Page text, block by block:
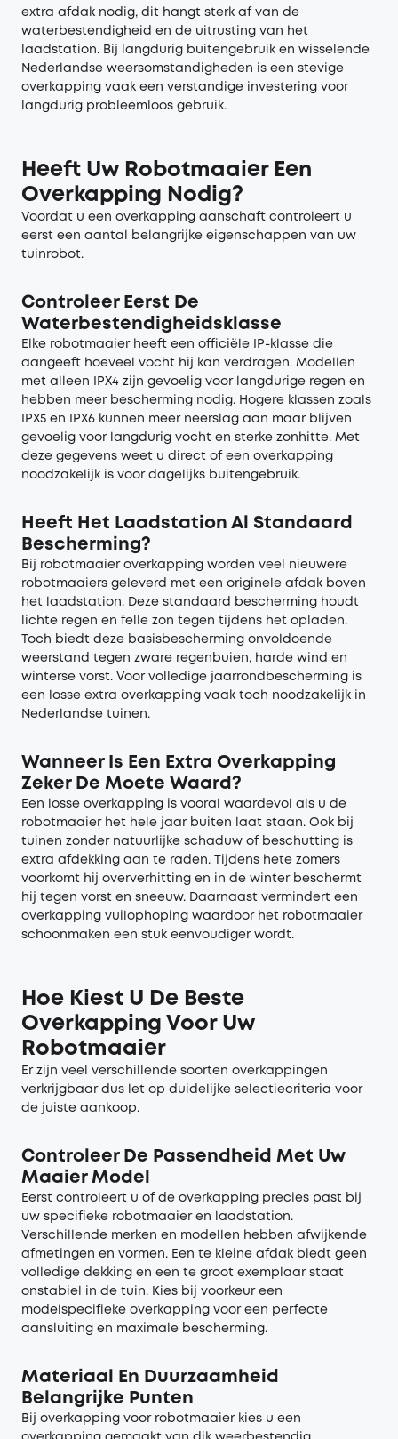
extra afdak nodig, dit hangt sterk af van de
waterbestendigheid en de uitrusting van het
laadstation. Bij langdurig buitengebruik en wisselende
Nederlandse weersomstandigheden is een stevige
overkapping vaak een verstandige investering voor
langdurig probleemloos gebruik.
Heeft Uw Robotmaaier Een
Overkapping Nodig?
Voordat u een overkapping aanschaft controleert u
eerst een aantal belangrijke eigenschappen van uw
tuinrobot.
Controleer Eerst De
Waterbestendigheidsklasse
Elke robotmaaier heeft een officiële IP-klasse die
aangeeft hoeveel vocht hij kan verdragen. Modellen
met alleen IPX4 zijn gevoelig voor langdurige regen en
hebben meer bescherming nodig. Hogere klassen zoals
IPX5 en IPX6 kunnen meer neerslag aan maar blijven
gevoelig voor langdurig vocht en sterke zonhitte. Met
deze gegevens weet u direct of een overkapping
noodzakelijk is voor dagelijks buitengebruik.
Heeft Het Laadstation Al Standaard
Bescherming?
Bij robotmaaier overkapping worden veel nieuwere
robotmaaiers geleverd met een originele afdak boven
het laadstation. Deze standaard bescherming houdt
lichte regen en felle zon tegen tijdens het opladen.
Toch biedt deze basisbescherming onvoldoende
weerstand tegen zware regenbuien, harde wind en
winterse vorst. Voor volledige jaarrondbescherming is
een losse extra overkapping vaak toch noodzakelijk in
Nederlandse tuinen.
Wanneer Is Een Extra Overkapping
Zeker De Moete Waard?
Een losse overkapping is vooral waardevol als u de
robotmaaier het hele jaar buiten laat staan. Ook bij
tuinen zonder natuurlijke schaduw of beschutting is
extra afdekking aan te raden. Tijdens hete zomers
voorkomt hij oververhitting en in de winter beschermt
hij tegen vorst en sneeuw. Daarnaast vermindert een
overkapping vuilophoping waardoor het robotmaaier
schoonmaken een stuk eenvoudiger wordt.
Hoe Kiest U De Beste
Overkapping Voor Uw
Robotmaaier
Er zijn veel verschillende soorten overkappingen
verkrijgbaar dus let op duidelijke selectiecriteria voor
de juiste aankoop.
Controleer De Passendheid Met Uw
Maaier Model
Eerst controleert u of de overkapping precies past bij
uw specifieke robotmaaier en laadstation.
Verschillende merken en modellen hebben afwijkende
afmetingen en vormen. Een te kleine afdak biedt geen
volledige dekking en een te groot exemplaar staat
onstabiel in de tuin. Kies bij voorkeur een
modelspecifieke overkapping voor een perfecte
aansluiting en maximale bescherming.
Materiaal En Duurzaamheid
Belangrijke Punten
Bij overkapping voor robotmaaier kies u een